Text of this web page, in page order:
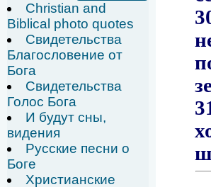
Christian and
Biblical photo quotes
Свидетельства
Благословение от
Бога
Свидетельства
Голос Бога
И будут сны,
видения
Русские песни о
Боге
Христианские